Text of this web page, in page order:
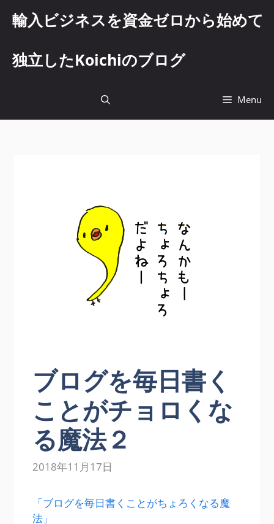
輸入ビジネスを資金ゼロから始めて
独立したKoichiのブログ
Menu
ブログを毎日書く
ことがチョロくな
る魔法２
2018年11月17日
「ブログを毎日書くことがちょろくなる魔
法」